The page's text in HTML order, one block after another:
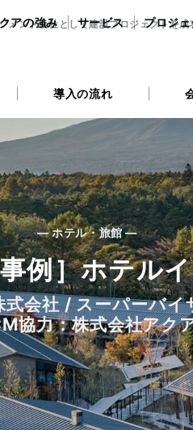
メント会社として建設プロジェクトを
導入の流れ
アの強み サービス プロジ
— ホテル・旅館 —
例］ホテル
会社 / スーパーバ
協力：株式会社アク